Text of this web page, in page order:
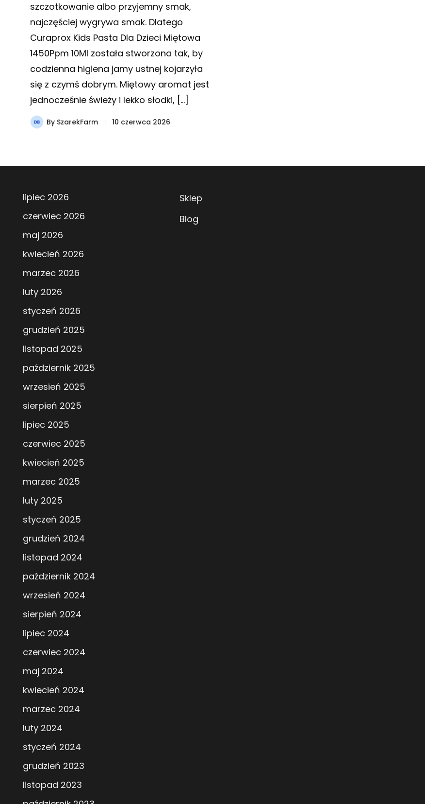
szczotkowanie albo przyjemny smak,
najczęściej wygrywa smak. Dlatego
Curaprox Kids Pasta Dla Dzieci Miętowa
1450Ppm 10Ml została stworzona tak, by
codzienna higiena jamy ustnej kojarzyła
się z czymś dobrym. Miętowy aromat jest
jednocześnie świeży i lekko słodki, […]
By SzarekFarm 10 czerwca 2026
lipiec 2026
czerwiec 2026
maj 2026
kwiecień 2026
marzec 2026
luty 2026
styczeń 2026
grudzień 2025
listopad 2025
październik 2025
wrzesień 2025
sierpień 2025
lipiec 2025
czerwiec 2025
kwiecień 2025
marzec 2025
luty 2025
styczeń 2025
grudzień 2024
listopad 2024
październik 2024
wrzesień 2024
sierpień 2024
lipiec 2024
czerwiec 2024
maj 2024
kwiecień 2024
marzec 2024
luty 2024
styczeń 2024
grudzień 2023
listopad 2023
Sklep
Blog